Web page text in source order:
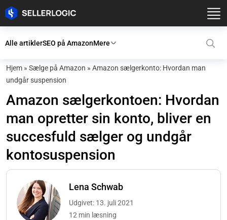
Alle artiklerSEO på AmazonMere
Hjem » Sælge på Amazon » Amazon sælgerkonto: Hvordan man
undgår suspension
Amazon sælgerkontoen: Hvordan
man opretter sin konto, bliver en
succesfuld sælger og undgår
kontosuspension
Lena Schwab
Udgivet: 13. juli 2021
12 min læsning